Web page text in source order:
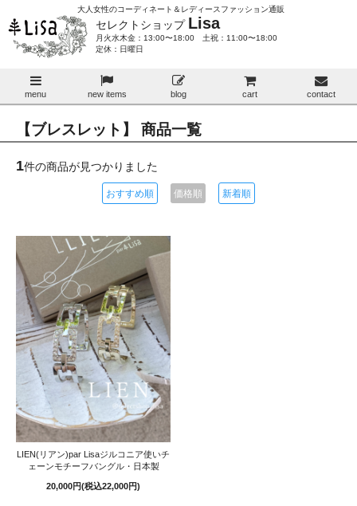
大人女性のコーディネート＆レディースファッション通販
セレクトショップ Lisa
月火水木金：13:00〜18:00 土祝：11:00〜18:00
定休：日曜日
menu new items blog cart contact
【ブレスレット】 商品一覧
1件の商品が見つかりました
おすすめ順 価格順 新着順
LIEN(リアン)par Lisaジルコニア使いチ
ェーンモチーフバングル・日本製
20,000円(税込22,000円)